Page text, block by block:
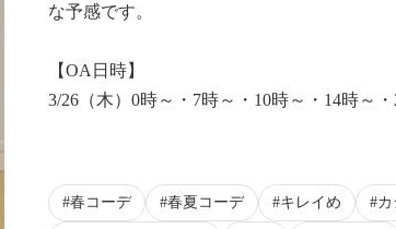
な予感です。
【OA日時】
3/26（木）0時～・7時～・10時～・14時～・
春コーデ 春夏コーデ キレイめ